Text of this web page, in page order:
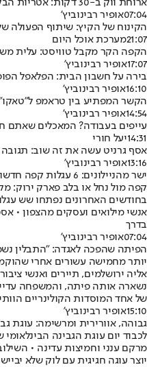
ארוחת ווק ב-30 דקות: אטריות הבקר שתכינו שוב ושוב
07:04אופיר רבינוביץ'
הקינוח של הקיץ: שיתוף הפעולה של
21:07מערכת אוכל היום
הקפה הקר מקבל טוויסט: עלית
17:07אופיר רבינוביץ'
בירה על חשבון הבית: הפלאפל הפופולרי חוגג
16:10אופיר רבינוביץ'
הקשר המפתיע בין טראמפ
14:54אופיר רבינוביץ'
עייפים בעבודה? המאכלים שאתם
14:31יעל חורי
אסף גרניט עשה את זה שוב:
13:16אופיר רבינוביץ'
ישר מהניילונים: 6 עגלות קפה חדשות שכדאי להכנ…
קפה מול נחל או בלב פארק ירוק:
בחודשים האחרונים נפתחו שש
אנשי מילואים ועסקים מהצפון •
בדרך
07:04אופיר רבינוביץ'
הפיתה שהפכה לאגדה: "התבלין
יותר מחמישה עשורים אחרי
אליה ירושלמים, תיירים ואנשי
נשארה אותה פיתה, והמשפחה
של אחד המוסדות הקולינריים
15:10אופיר רבינוביץ'
גבוהה, אוורירית ומרשימה: עוגת
לכבוד יום עוגת הגבינה
מרקם ענני וחמיצות עדינה •
יוצר עוגה חגיגית עם לוק שלא